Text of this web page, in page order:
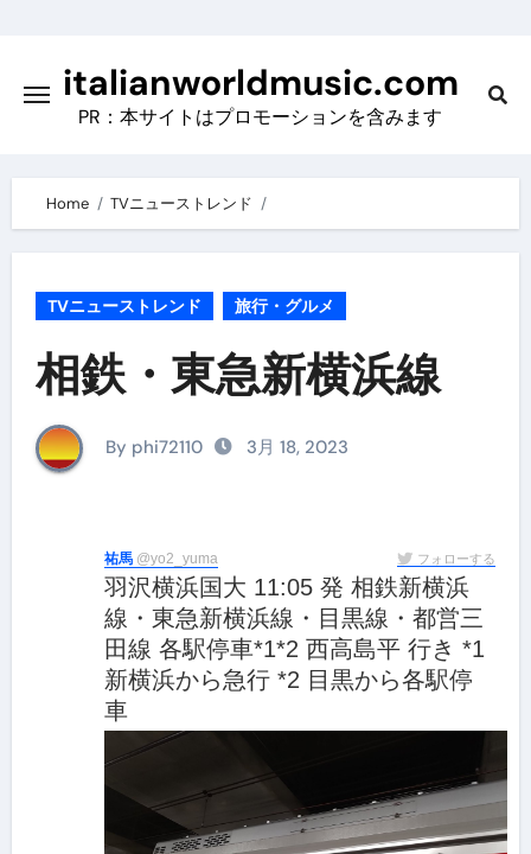
contentitalianworldmusic.com
PR：本サイトはプロモーションを含みます
Home TVニューストレンド
TVニューストレンド 旅行・グルメ
相鉄・東急新横浜線
By phi72110 3月 18, 2023
祐馬 @yo2_yuma フォローする
羽沢横浜国大 11:05 発 相鉄新横浜
線・東急新横浜線・目黒線・都営三
田線 各駅停車*1*2 西高島平 行き *1
新横浜から急行 *2 目黒から各駅停
車